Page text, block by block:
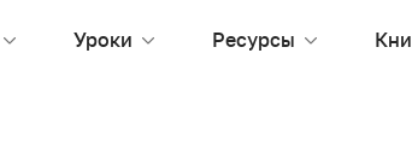
Уроки Ресурсы